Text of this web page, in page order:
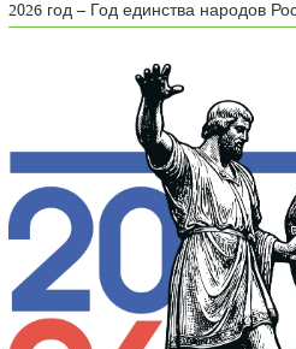
2026 год – Год единства народов